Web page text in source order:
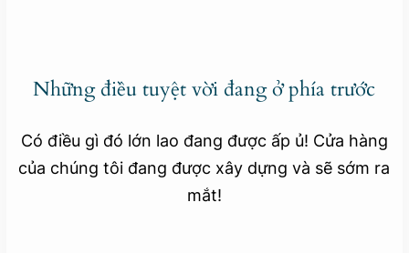
Những điều tuyệt vời đang ở phía trước
Có điều gì đó lớn lao đang được ấp ủ! Cửa hàng
của chúng tôi đang được xây dựng và sẽ sớm ra
mắt!